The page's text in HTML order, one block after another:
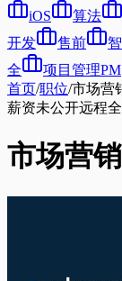
iOS
算法
开发
售前
全
项目管理PM
首页/职位/市场营
薪资未公开远程
市场营